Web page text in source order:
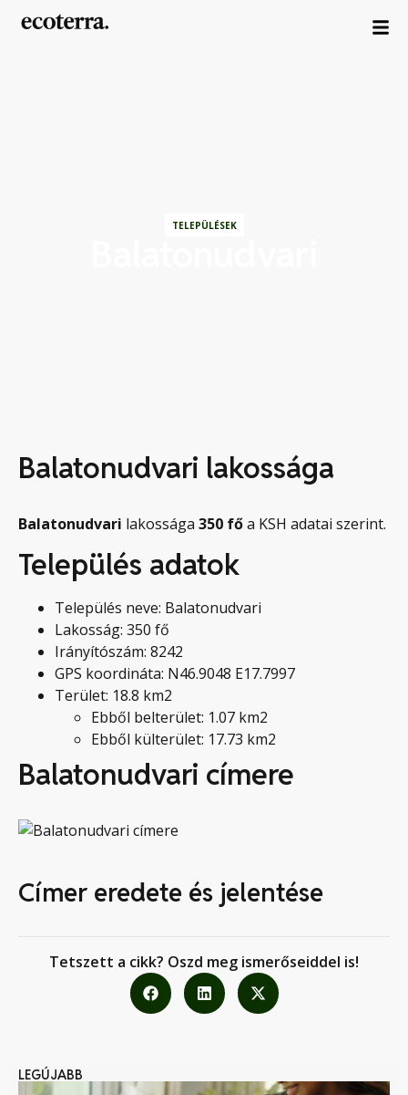
TELEPÜLÉSEK
Balatonudvari lakossága
Balatonudvari lakossága 350 főa KSH adatai szerint.
Település adatok
Település neve: Balatonudvari
Lakosság: 350 fő
Irányítószám: 8242
GPS koordináta: N46.9048 E17.7997
Terület: 18.8 km2
Ebből belterület: 1.07 km2
Ebből külterület: 17.73 km2
Balatonudvari címere
Címer eredete és jelentése
Tetszett a cikk? Oszd meg ismerőseiddel is!
LEGÚJABB